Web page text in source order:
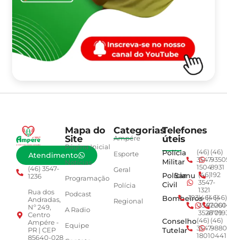
Atendimento
(46) 3547-
1236
Rua dos
Andradas,
Nº 249,
Centro
Ampére -
PR | CEP
85640-028
Mapa do
Site
Página Inicial
Notícias
Programação
Podcast
A Radio
Equipe
Categorias
Ampére
Esporte
Geral
Polícia
Regional
Telefones
úteis
Polícia
Militar
(46)
3547-
1504
(46)
8931
Polícia
Civil
Samu (46)
3547-
1321
192
Bombeiros
193(46)
3547-
3528
(46)
4779
(46)
Conselho
Tutelar
(46)
3547-
1801
(46)
0441